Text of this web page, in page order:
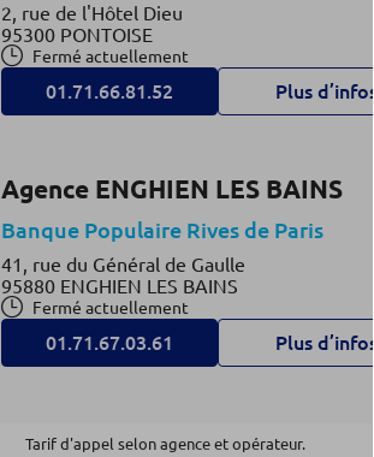
2, rue de l'Hôtel Dieu
95300 PONTOISE
Fermé actuellement
01.71.66.81.52 Plus d’infos
Agence ENGHIEN LES BAINS
Banque Populaire Rives de Paris
41, rue du Général de Gaulle
95880 ENGHIEN LES BAINS
Fermé actuellement
01.71.67.03.61 Plus d’infos
Agence ERMONT
Tarif d'appel selon agence et opérateur.